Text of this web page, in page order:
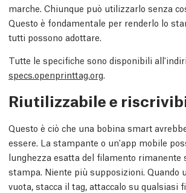
marche. Chiunque può utilizzarlo senza
Questo è fondamentale per renderlo lo
tutti possono adottare.
Tutte le specifiche sono disponibili
specs.openprinttag.org
Riutilizzabile e
Questo è ciò che una bobina smart
essere. La stampante o un'app mobile
lunghezza esatta del filamento rimanente
stampa. Niente più supposizioni. Quando
vuota, stacca il tag, attaccalo su qualsiasi